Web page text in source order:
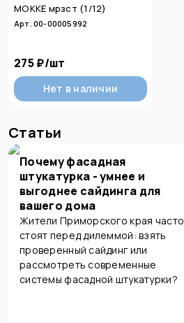
МОККЕ мрзст (1/12)
Арт. 00-00005992
275 ₽/шт
Нет в наличии
Статьи
Почему фасадная
штукатурка - умнее и
выгоднее сайдинга для
вашего дома
Жители Приморского края часто
стоят перед дилеммой: взять
проверенный сайдинг или
рассмотреть современные
системы фасадной штукатурки?